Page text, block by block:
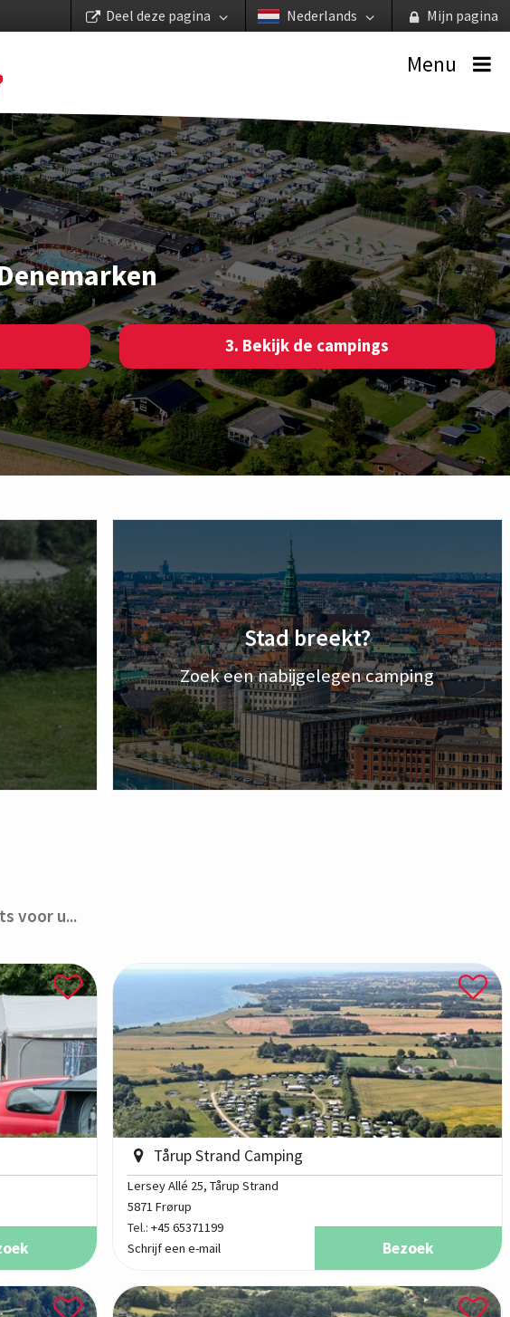
Mijn pagina
Nederlands
Deel deze pagina
Menu
3. Bekijk de campings
Stad breekt?
Zoek een nabijgelegen camping
voor u...
Tårup Strand Camping
Lersey Allé 25, Tårup Strand
5871 Frørup
Tel.: +45 65371199
Schrijf een e-mail
Bezoek